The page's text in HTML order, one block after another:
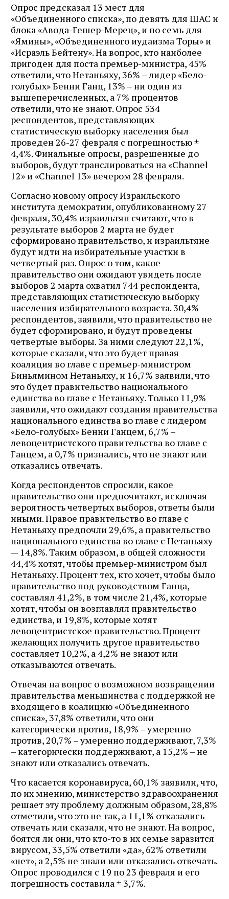
Опрос предсказал 13 мест для
«Объединенного списка», по девять для ШАС и
блока «Авода-Гешер-Мерец», и по семь для
«Ямины», «Объединенного иудаизма Торы» и
«Исраэль Бейтену». На вопрос, кто наиболее
пригоден для поста премьер-министра, 45%
ответили, что Нетаньяху, 36% – лидер «Бело-
голубых» Бенни Ганц, 13% – ни один из
вышеперечисленных, а 7% процентов
ответили, что не знают. Опрос 534
респондентов, представляющих
статистическую выборку населения был
проведен 26-27 февраля с погрешностью ±
4,4%. Финальные опросы, разрешенные до
выборов, будут транслироваться на «Channel
12» и «Channel 13» вечером 28 февраля.
Согласно новому опросу Израильского
института демократии, опубликованному 27
февраля, 30,4% израильтян считают, что в
результате выборов 2 марта не будет
сформировано правительство, и израильтяне
будут идти на избирательные участки в
четвертый раз. Опрос о том, какое
правительство они ожидают увидеть после
выборов 2 марта охватил 744 респондента,
представляющих статистическую выборку
населения избирательного возраста. 30,4%
респондентов, заявили, что правительство не
будет сформировано, и будут проведены
четвертые выборы. За ними следуют 22,1%,
которые сказали, что это будет правая
коалиция во главе с премьер-министром
Биньямином Нетаньяху, и 16,7% заявили, что
это будет правительство национального
единства во главе с Нетаньяху. Только 11,9%
заявили, что ожидают создания правительства
национального единства во главе с лидером
«Бело-голубых» Бенни Ганцем, 6,7% –
левоцентристского правительства во главе с
Ганцем, а 0,7% признались, что не знают или
отказались отвечать.
Когда респондентов спросили, какое
правительство они предпочитают, исключая
вероятность четвертых выборов, ответы были
иными. Правое правительство во главе с
Нетаньяху предпочли 29,6%, а правительство
национального единства во главе с Нетаньяху
— 14,8%. Таким образом, в общей сложности
44,4% хотят, чтобы премьер-министром был
Нетаньяху. Процент тех, кто хочет, чтобы было
правительство под руководством Ганца,
составлял 41,2%, в том числе 21,4%, которые
хотят, чтобы он возглавлял правительство
единства, и 19,8%, которые хотят
левоцентристское правительство. Процент
желающих получить другое правительство
составляет 10,2%, а 4,2% не знают или
отказываются отвечать.
Отвечая на вопрос о возможном возвращении
правительства меньшинства с поддержкой не
входящего в коалицию «Объединенного
списка», 37,8% ответили, что они
категорически против, 18,9% – умеренно
против, 20,7% – умеренно поддерживают, 7,3%
– категорически поддерживают, а 15,2% – не
знают или отказались отвечать.
Что касается коронавируса, 60,1% заявили, что,
по их мнению, министерство здравоохранения
решает эту проблему должным образом, 28,8%
отметили, что это не так, а 11,1% отказались
отвечать или сказали, что не знают. На вопрос,
боятся ли они, что кто-то в их семье заразится
вирусом, 33,5% ответили «да», 62% ответили
«нет», а 2,5% не знали или отказались отвечать.
Опрос проводился с 19 по 23 февраля и его
погрешность составила ± 3,7%.